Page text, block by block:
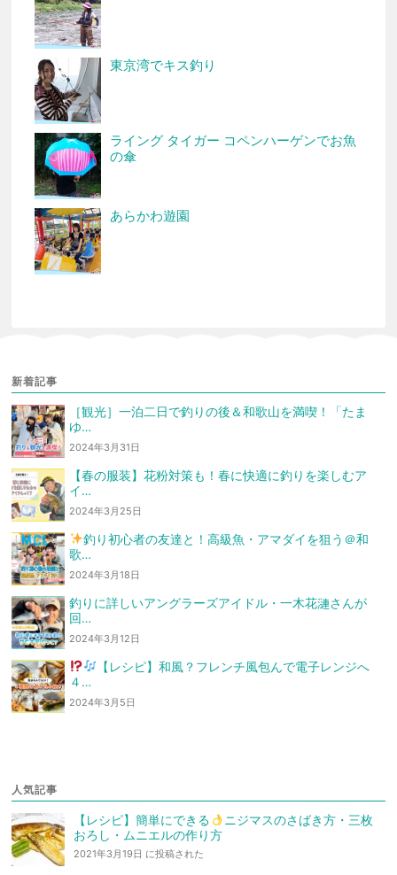
東京湾でキス釣り
ライング タイガー コペンハーゲンでお魚
の傘
あらかわ遊園
新着記事
［観光］一泊二日で釣りの後＆和歌山を満喫！「たま
ゆ…
2024年3月31日
【春の服装】花粉対策も！春に快適に釣りを楽しむア
イ…
2024年3月25日
釣り初心者の友達と！高級魚・アマダイを狙う ＠和
歌…
2024年3月18日
釣りに詳しいアングラーズアイドル・一木花漣さんが
回…
2024年3月12日
【レシピ】和風？フレンチ風包んで電子レンジへ
４…
2024年3月5日
人気記事
【レシピ】簡単にできる
ニジマスのさばき方・三枚
おろし・ムニエルの作り方
2021年3月19日 に投稿された